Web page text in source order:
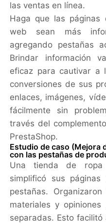
las ventas en línea.
Haga que las
web sean más
agregando pestañas
Brindar información
eficaz para cautivar a
conversiones de sus
enlaces, imágenes,
fácilmente sin
través del
PrestaShop.
Estudio de caso (Mejora
con las pestañas de
Una tienda de ropa
simplificó sus
pestañas.
materiales y
separadas. Esto